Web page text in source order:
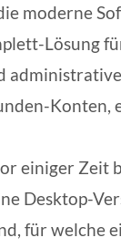
moderne
Lösung
Konten,
einiger Zeit
Desktop-
für welche